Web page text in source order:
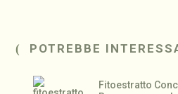
POTREBBE
Fitoestratto